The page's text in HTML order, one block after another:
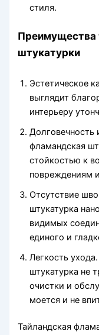
стиля.
Преимущества
штукатурки
Эстетическое
выглядит
интерьеру
Долговечность
фламандская
стойкостью к
повреждениям
Отсутствие
штукатурка
видимых
единого и
Легкость
штукатурка не
очистки и
моется и не
Тайландская